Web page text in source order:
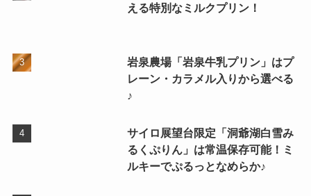
える特別なミルクプリン！
岩泉農場「岩泉牛乳プリン」はプ
レーン・カラメル入りから選べる
♪
サイロ展望台限定「洞爺湖白雪み
るくぷりん」は常温保存可能！ミ
ルキーでぷるっとなめらか♪